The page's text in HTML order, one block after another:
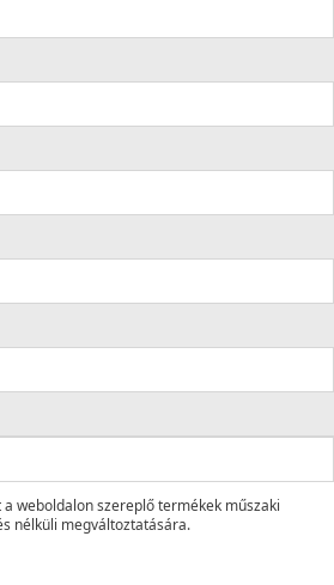
weboldalon szereplő termékek műszaki
nélküli megváltoztatására.